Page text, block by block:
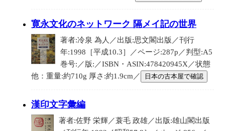
寛永文化のネットワーク 隔メイ記の世界
著者:冷泉 為人／出版:思文閣出版／刊行
年:1998［平成10.3］／ページ:287p／判型:A5
巻号:／版:／ISBN・ASIN:478420945X／状態
他：重量:約710g 厚さ:約1.9cm／
日本の古本屋で確認
漢印文字彙編
著者:佐野 栄輝／蓑毛 政雄／出版:雄山閣出版